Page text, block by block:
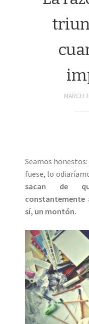
MARCH
Seamos
fuese, lo
sacan de
constantemente
sí, un montón.